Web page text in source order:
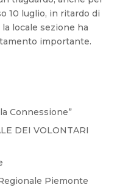
10 luglio, in ritardo di
locale sezione ha
importante.
Connessione”
DEI VOLONTARI
Piemonte